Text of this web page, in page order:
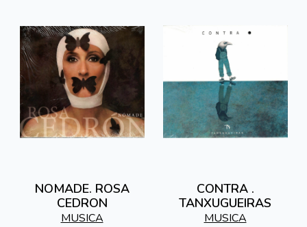
NOMADE. ROSA
CEDRON
MUSICA
CONTRA .
TANXUGUEIRAS
MUSICA